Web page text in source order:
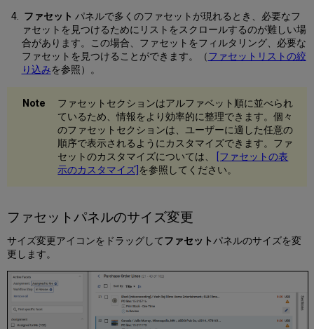
ラ
ベ
ル
個々
の
す
ア
ョ
の
実
行
タ
ファセット パネルで多くのファセットが現れるとき、必要なフ
ァセットを見つけるためにリストをスクロールするのが難しい場
合があります。この場合、ファセットをフィルタリング、必要な
ファセットを見つけることができます。（ファセットリストの絞
り込みを参照）。
ファセットセクションはアルファベット順に並べられ
ているため、情報をより効率的に整理できます。個々
のファセットセクションは、ユーザーに適した任意の
順序で表示されるようにカスタマイズできます。ファ
セットのカスタマイズについては、
[ファセットの表
示のカスタマイズ] を参照してください。
ファセットパネルのサイズ変更
サイズ変更アイコンをドラッグしてファセットパネルのサイズを変
更します。